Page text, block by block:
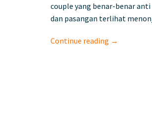
couple yang benar-benar
dan pasangan terlihat
Continue reading →